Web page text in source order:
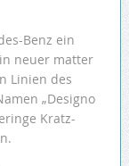
Benz ein
neuer matter
Linien des
„Designo
Kratz-